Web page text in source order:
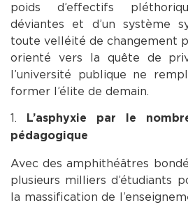
poids d’effectifs
déviantes et d’un système
toute velléité de changement
orienté vers la quête de
l’université publique ne
former l’élite de demain.
1.
L’asphyxie par le
pédagogique
Avec des amphithéâtres
plusieurs milliers d’étudiants
la massification de